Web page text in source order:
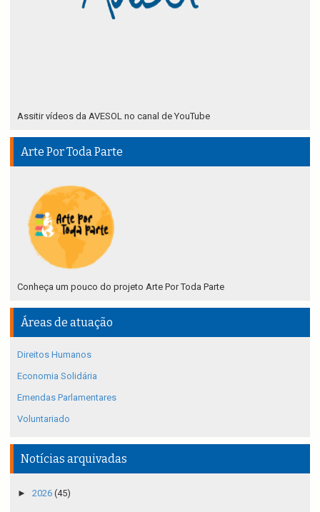
Assitir vídeos da AVESOL no canal de YouTube
Arte Por Toda Parte
Conheça um pouco do projeto Arte Por Toda Parte
Áreas de atuação
Direitos Humanos
Economia Solidária
Emendas Parlamentares
Voluntariado
Notícias arquivadas
► 2026 (45)